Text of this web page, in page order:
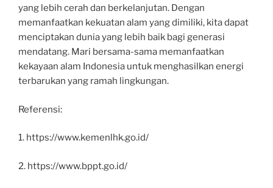
yang lebih cerah dan berkelanjutan. Dengan
memanfaatkan kekuatan alam yang dimiliki, kita dapat
menciptakan dunia yang lebih baik bagi generasi
mendatang. Mari bersama-sama memanfaatkan
kekayaan alam Indonesia untuk menghasilkan energi
terbarukan yang ramah lingkungan.
Referensi:
1. https://www.kemenlhk.go.id/
2. https://www.bppt.go.id/